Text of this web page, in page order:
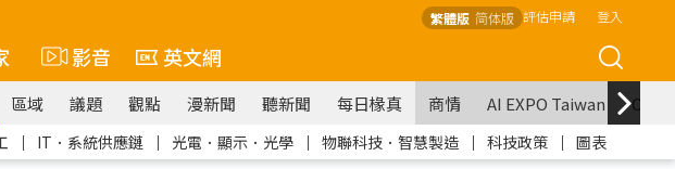
繁體版 简体版 評估申請 登入
影音 英文網
區域 議題 觀點 漫新聞 聽新聞 每日椽真 商情 AI EXPO Taiwan
｜ IT．系統供應鏈 ｜ 光電．顯示．光學 ｜ 物聯科技．智慧製造 ｜ 科技政策 ｜ 圖表